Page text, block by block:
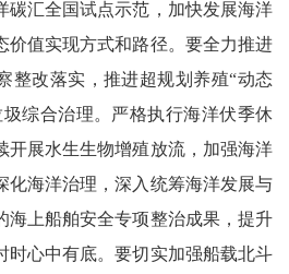
碳汇全国试点示范，加快发展海洋
价值实现方式和路径。要全力推进
整改落实，推进超规划养殖“动态
综合治理。严格执行海洋伏季休
开展水生生物增殖放流，加强海洋
化海洋治理，深入统筹海洋发展与
海上船舶安全专项整治成果，提升
时心中有底。要切实加强船载北斗